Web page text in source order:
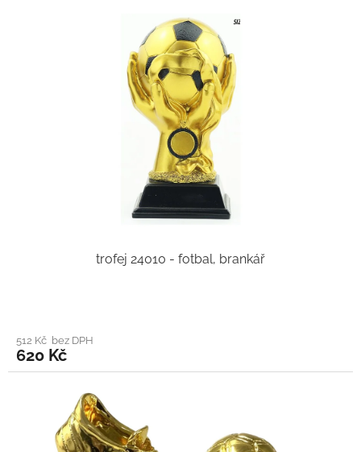
trofej 24010 - fotbal, brankář
512 Kč bez DPH
620 Kč